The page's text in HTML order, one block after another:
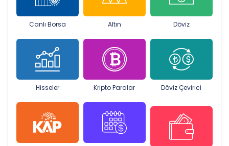
Canlı Borsa Altın Döviz
Hisseler Kripto Paralar Döviz Çevirici